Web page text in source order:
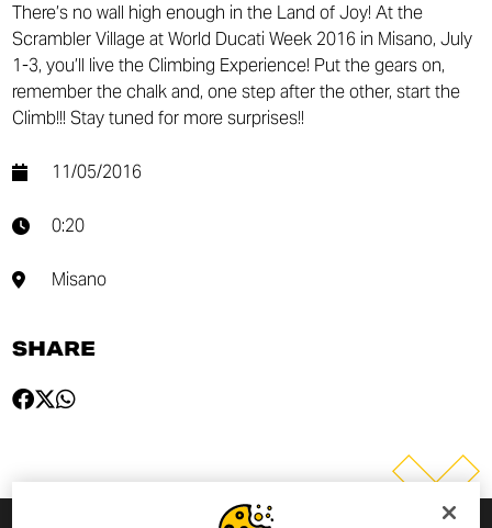
There’s no wall high enough in the Land of Joy! At the
Scrambler Village at World Ducati Week 2016 in Misano, July
1-3, you’ll live the Climbing Experience! Put the gears on,
remember the chalk and, one step after the other, start the
Climb!!! Stay tuned for more surprises!!
11/05/2016
0:20
Misano
SHARE